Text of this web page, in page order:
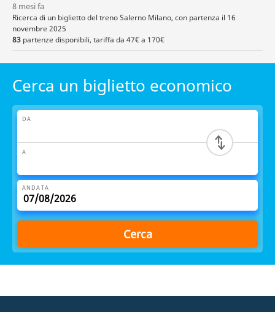
8 mesi fa
Ricerca di un biglietto del treno Salerno Milano, con partenza il 16
novembre 2025
83 partenze disponibili, tariffa da 47€ a 170€
Cerca un biglietto economico
DA
A
ANDATA
Cerca